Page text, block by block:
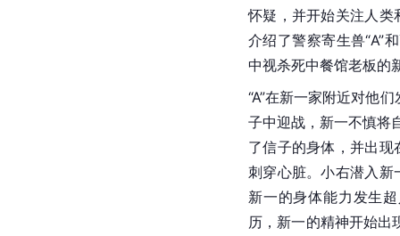
怀疑，并开始关注人类
介绍了警察寄生兽“A”
中视杀死中餐馆老板的
“A”在新一家附近对他
子中迎战，新一不慎将
了信子的身体，并出
刺穿心脏。小右潜入新
新一的身体能力发生
历，新一的精神开始出